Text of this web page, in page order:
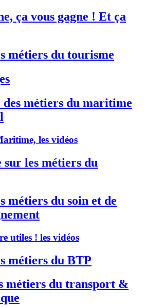
ça vous gagne ! Et ça
métiers du tourisme
des métiers du maritime
les vidéos
les métiers du
métiers du soin et de
utiles ! les vidéos
métiers du BTP
métiers du transport &